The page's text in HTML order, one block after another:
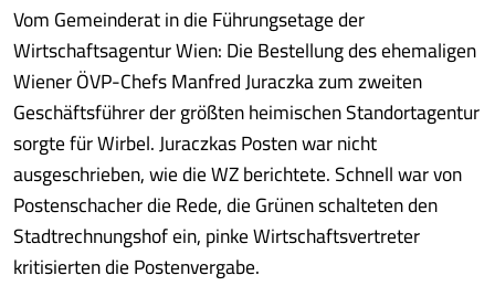
Vom Gemeinderat in die Führungsetage der
Wirtschaftsagentur Wien: Die Bestellung des ehemaligen
Wiener ÖVP-Chefs Manfred Juraczka zum zweiten
Geschäftsführer der größten heimischen Standortagentur
sorgte für Wirbel. Juraczkas Posten war nicht
ausgeschrieben, wie die WZ berichtete. Schnell war von
Postenschacher die Rede, die Grünen schalteten den
Stadtrechnungshof ein, pinke Wirtschaftsvertreter
kritisierten die Postenvergabe.